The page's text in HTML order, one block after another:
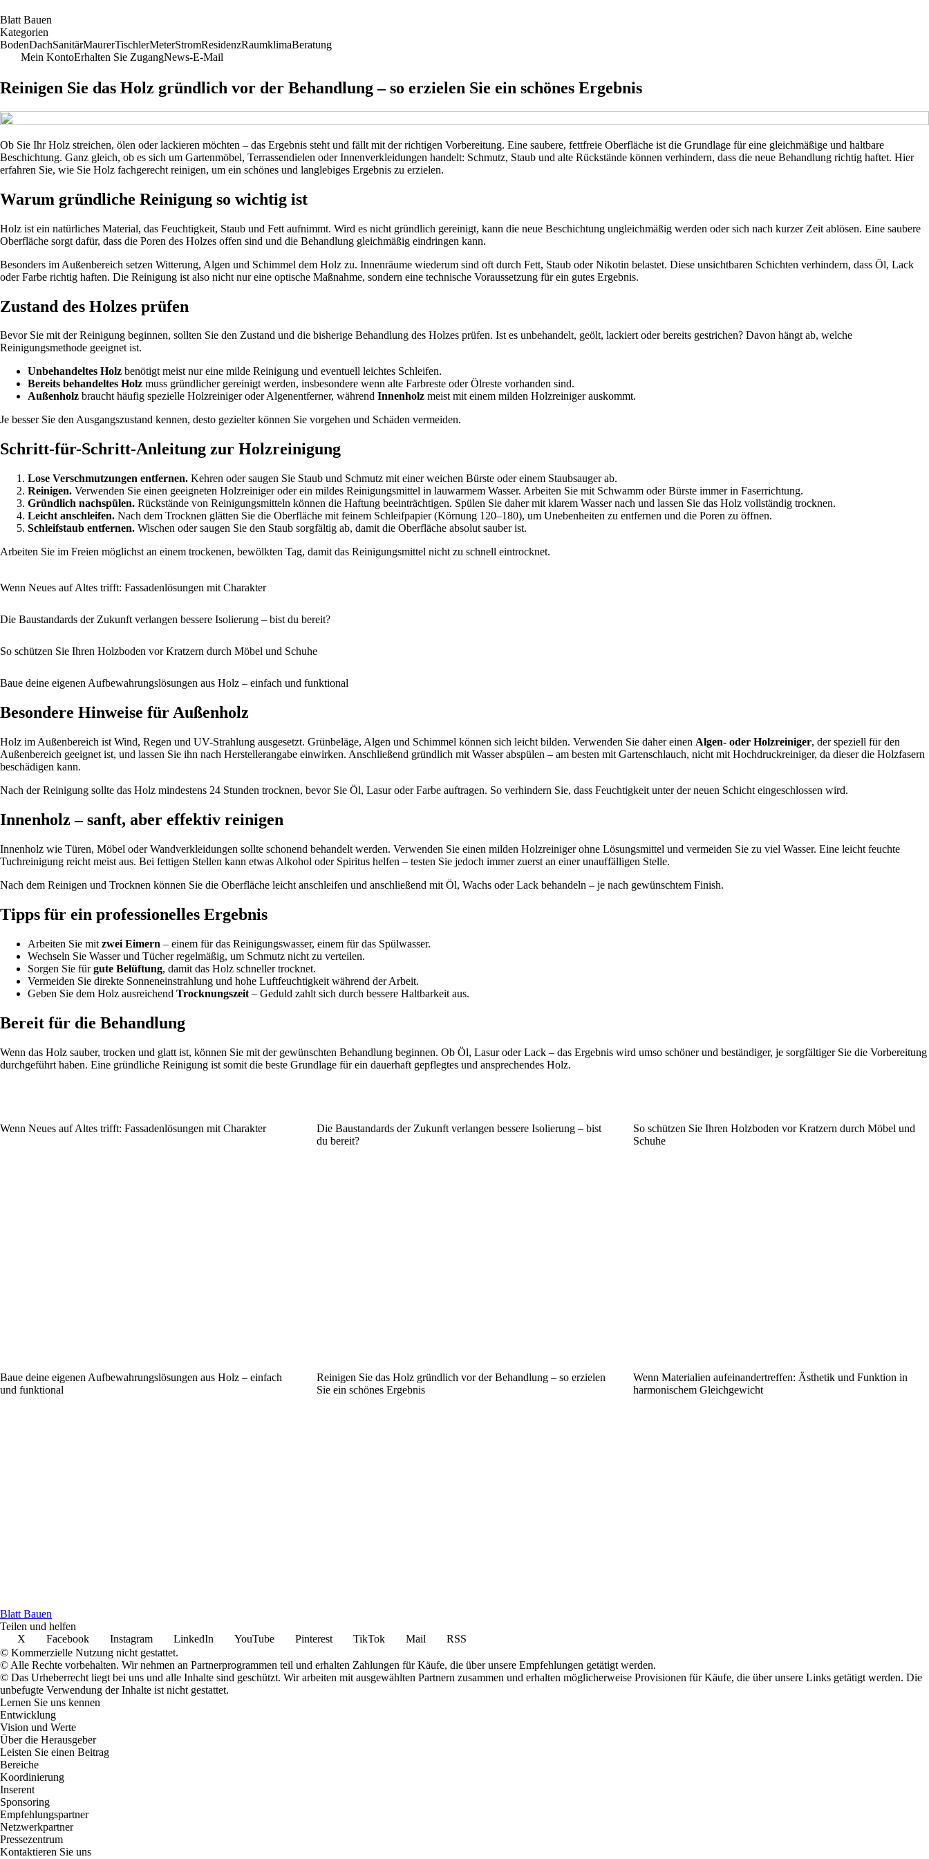
Blatt Bauen
Kategorien
BodenDachSanitärMaurerTischlerMeterStromResidenzRaumklimaBeratung
Mein KontoErhalten Sie ZugangNews-E-Mail
Reinigen Sie das Holz gründlich vor der Behandlung – so erzielen Sie ein schönes Ergebnis
Ob Sie Ihr Holz streichen, ölen oder lackieren möchten – das Ergebnis steht und fällt mit der richtigen Vorbereitung. Eine saubere, fettfreie Oberfläche ist die Grundlage für eine gleichmäßige und haltbare
Beschichtung. Ganz gleich, ob es sich um Gartenmöbel, Terrassendielen oder Innenverkleidungen handelt: Schmutz, Staub und alte Rückstände können verhindern, dass die neue Behandlung richtig haftet. Hier
erfahren Sie, wie Sie Holz fachgerecht reinigen, um ein schönes und langlebiges Ergebnis zu erzielen.
Warum gründliche Reinigung so wichtig ist
Holz ist ein natürliches Material, das Feuchtigkeit, Staub und Fett aufnimmt. Wird es nicht gründlich gereinigt, kann die neue Beschichtung ungleichmäßig werden oder sich nach kurzer Zeit ablösen. Eine saubere
Oberfläche sorgt dafür, dass die Poren des Holzes offen sind und die Behandlung gleichmäßig eindringen kann.
Besonders im Außenbereich setzen Witterung, Algen und Schimmel dem Holz zu. Innenräume wiederum sind oft durch Fett, Staub oder Nikotin belastet. Diese unsichtbaren Schichten verhindern, dass Öl, Lack
oder Farbe richtig haften. Die Reinigung ist also nicht nur eine optische Maßnahme, sondern eine technische Voraussetzung für ein gutes Ergebnis.
Zustand des Holzes prüfen
Bevor Sie mit der Reinigung beginnen, sollten Sie den Zustand und die bisherige Behandlung des Holzes prüfen. Ist es unbehandelt, geölt, lackiert oder bereits gestrichen? Davon hängt ab, welche
Reinigungsmethode geeignet ist.
Unbehandeltes Holz benötigt meist nur eine milde Reinigung und eventuell leichtes Schleifen.
Bereits behandeltes Holz muss gründlicher gereinigt werden, insbesondere wenn alte Farbreste oder Ölreste vorhanden sind.
Außenholz braucht häufig spezielle Holzreiniger oder Algenentferner, während Innenholz meist mit einem milden Holzreiniger auskommt.
Je besser Sie den Ausgangszustand kennen, desto gezielter können Sie vorgehen und Schäden vermeiden.
Schritt-für-Schritt-Anleitung zur Holzreinigung
Lose Verschmutzungen entfernen. Kehren oder saugen Sie Staub und Schmutz mit einer weichen Bürste oder einem Staubsauger ab.
Reinigen. Verwenden Sie einen geeigneten Holzreiniger oder ein mildes Reinigungsmittel in lauwarmem Wasser. Arbeiten Sie mit Schwamm oder Bürste immer in Faserrichtung.
Gründlich nachspülen. Rückstände von Reinigungsmitteln können die Haftung beeinträchtigen. Spülen Sie daher mit klarem Wasser nach und lassen Sie das Holz vollständig trocknen.
Leicht anschleifen. Nach dem Trocknen glätten Sie die Oberfläche mit feinem Schleifpapier (Körnung 120–180), um Unebenheiten zu entfernen und die Poren zu öffnen.
Schleifstaub entfernen. Wischen oder saugen Sie den Staub sorgfältig ab, damit die Oberfläche absolut sauber ist.
Arbeiten Sie im Freien möglichst an einem trockenen, bewölkten Tag, damit das Reinigungsmittel nicht zu schnell eintrocknet.
Wenn Neues auf Altes trifft: Fassadenlösungen mit Charakter
Die Baustandards der Zukunft verlangen bessere Isolierung – bist du bereit?
So schützen Sie Ihren Holzboden vor Kratzern durch Möbel und Schuhe
Baue deine eigenen Aufbewahrungslösungen aus Holz – einfach und funktional
Besondere Hinweise für Außenholz
Holz im Außenbereich ist Wind, Regen und UV-Strahlung ausgesetzt. Grünbeläge, Algen und Schimmel können sich leicht bilden. Verwenden Sie daher einen Algen- oder Holzreiniger, der speziell für den
Außenbereich geeignet ist, und lassen Sie ihn nach Herstellerangabe einwirken. Anschließend gründlich mit Wasser abspülen – am besten mit Gartenschlauch, nicht mit Hochdruckreiniger, da dieser die Holzfasern
beschädigen kann.
Nach der Reinigung sollte das Holz mindestens 24 Stunden trocknen, bevor Sie Öl, Lasur oder Farbe auftragen. So verhindern Sie, dass Feuchtigkeit unter der neuen Schicht eingeschlossen wird.
Innenholz – sanft, aber effektiv reinigen
Innenholz wie Türen, Möbel oder Wandverkleidungen sollte schonend behandelt werden. Verwenden Sie einen milden Holzreiniger ohne Lösungsmittel und vermeiden Sie zu viel Wasser. Eine leicht feuchte
Tuchreinigung reicht meist aus. Bei fettigen Stellen kann etwas Alkohol oder Spiritus helfen – testen Sie jedoch immer zuerst an einer unauffälligen Stelle.
Nach dem Reinigen und Trocknen können Sie die Oberfläche leicht anschleifen und anschließend mit Öl, Wachs oder Lack behandeln – je nach gewünschtem Finish.
Tipps für ein professionelles Ergebnis
Arbeiten Sie mit zwei Eimern – einem für das Reinigungswasser, einem für das Spülwasser.
Wechseln Sie Wasser und Tücher regelmäßig, um Schmutz nicht zu verteilen.
Sorgen Sie fürgute Belüftung, damit das Holz schneller trocknet.
Vermeiden Sie direkte Sonneneinstrahlung und hohe Luftfeuchtigkeit während der Arbeit.
Geben Sie dem Holz ausreichend Trocknungszeit – Geduld zahlt sich durch bessere Haltbarkeit aus.
Bereit für die Behandlung
Wenn das Holz sauber, trocken und glatt ist, können Sie mit der gewünschten Behandlung beginnen. Ob Öl, Lasur oder Lack – das Ergebnis wird umso schöner und beständiger, je sorgfältiger Sie die Vorbereitung
durchgeführt haben. Eine gründliche Reinigung ist somit die beste Grundlage für ein dauerhaft gepflegtes und ansprechendes Holz.
Wenn Neues auf Altes trifft: Fassadenlösungen mit Charakter
Die Baustandards der Zukunft verlangen bessere Isolierung – bist
du bereit?
So schützen Sie Ihren Holzboden vor Kratzern durch Möbel und
Schuhe
Baue deine eigenen Aufbewahrungslösungen aus Holz – einfach
und funktional
Reinigen Sie das Holz gründlich vor der Behandlung – so erzielen
Sie ein schönes Ergebnis
Wenn Materialien aufeinandertreffen: Ästhetik und Funktion in
harmonischem Gleichgewicht
Blatt Bauen
Teilen und helfen
X
Facebook Instagram LinkedIn YouTube Pinterest TikTok Mail
RSS
© Kommerzielle Nutzung nicht gestattet.
© Alle Rechte vorbehalten. Wir nehmen an Partnerprogrammen teil und erhalten Zahlungen für Käufe, die über unsere Empfehlungen getätigt werden.
© Das Urheberrecht liegt bei uns und alle Inhalte sind geschützt. Wir arbeiten mit ausgewählten Partnern zusammen und erhalten möglicherweise Provisionen für Käufe, die über unsere Links getätigt werden. Die
unbefugte Verwendung der Inhalte ist nicht gestattet.
Lernen Sie uns kennen
Entwicklung
Vision und Werte
Über die Herausgeber
Leisten Sie einen Beitrag
Bereiche
Koordinierung
Inserent
Sponsoring
Empfehlungspartner
Netzwerkpartner
Pressezentrum
Kontaktieren Sie uns